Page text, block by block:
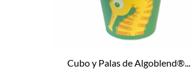
Cubo y Palas de Algoblend®...